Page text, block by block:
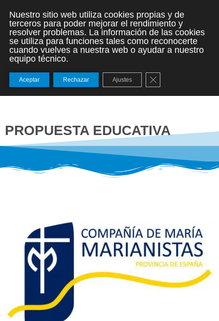
PROPUESTA EDUCATIVA
Nuestro sitio web utiliza cookies propias y de
terceros para poder mejorar el rendimiento y
resolver problemas. La información de las cookies
se utiliza para funciones tales como reconocerte
cuando vuelves a nuestra web o ayudar a nuestro
equipo técnico.
Aceptar Rechazar Ajustes Cerrar el banner de